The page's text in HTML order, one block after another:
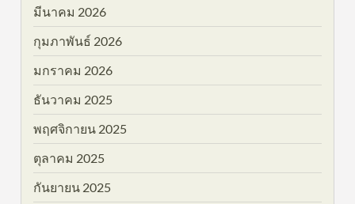
มีนาคม 2026
กุมภาพันธ์ 2026
มกราคม 2026
ธันวาคม 2025
พฤศจิกายน 2025
ตุลาคม 2025
กันยายน 2025